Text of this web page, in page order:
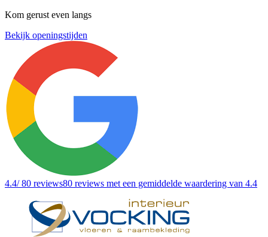
Kom gerust even langs
Bekijk openingstijden
4.4/ 80 reviews80 reviews met een gemiddelde waardering van 4.4